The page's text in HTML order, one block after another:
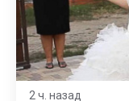
2 ч. назад